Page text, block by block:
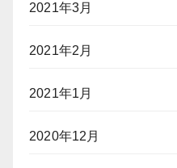
2021年3月
2021年2月
2021年1月
2020年12月